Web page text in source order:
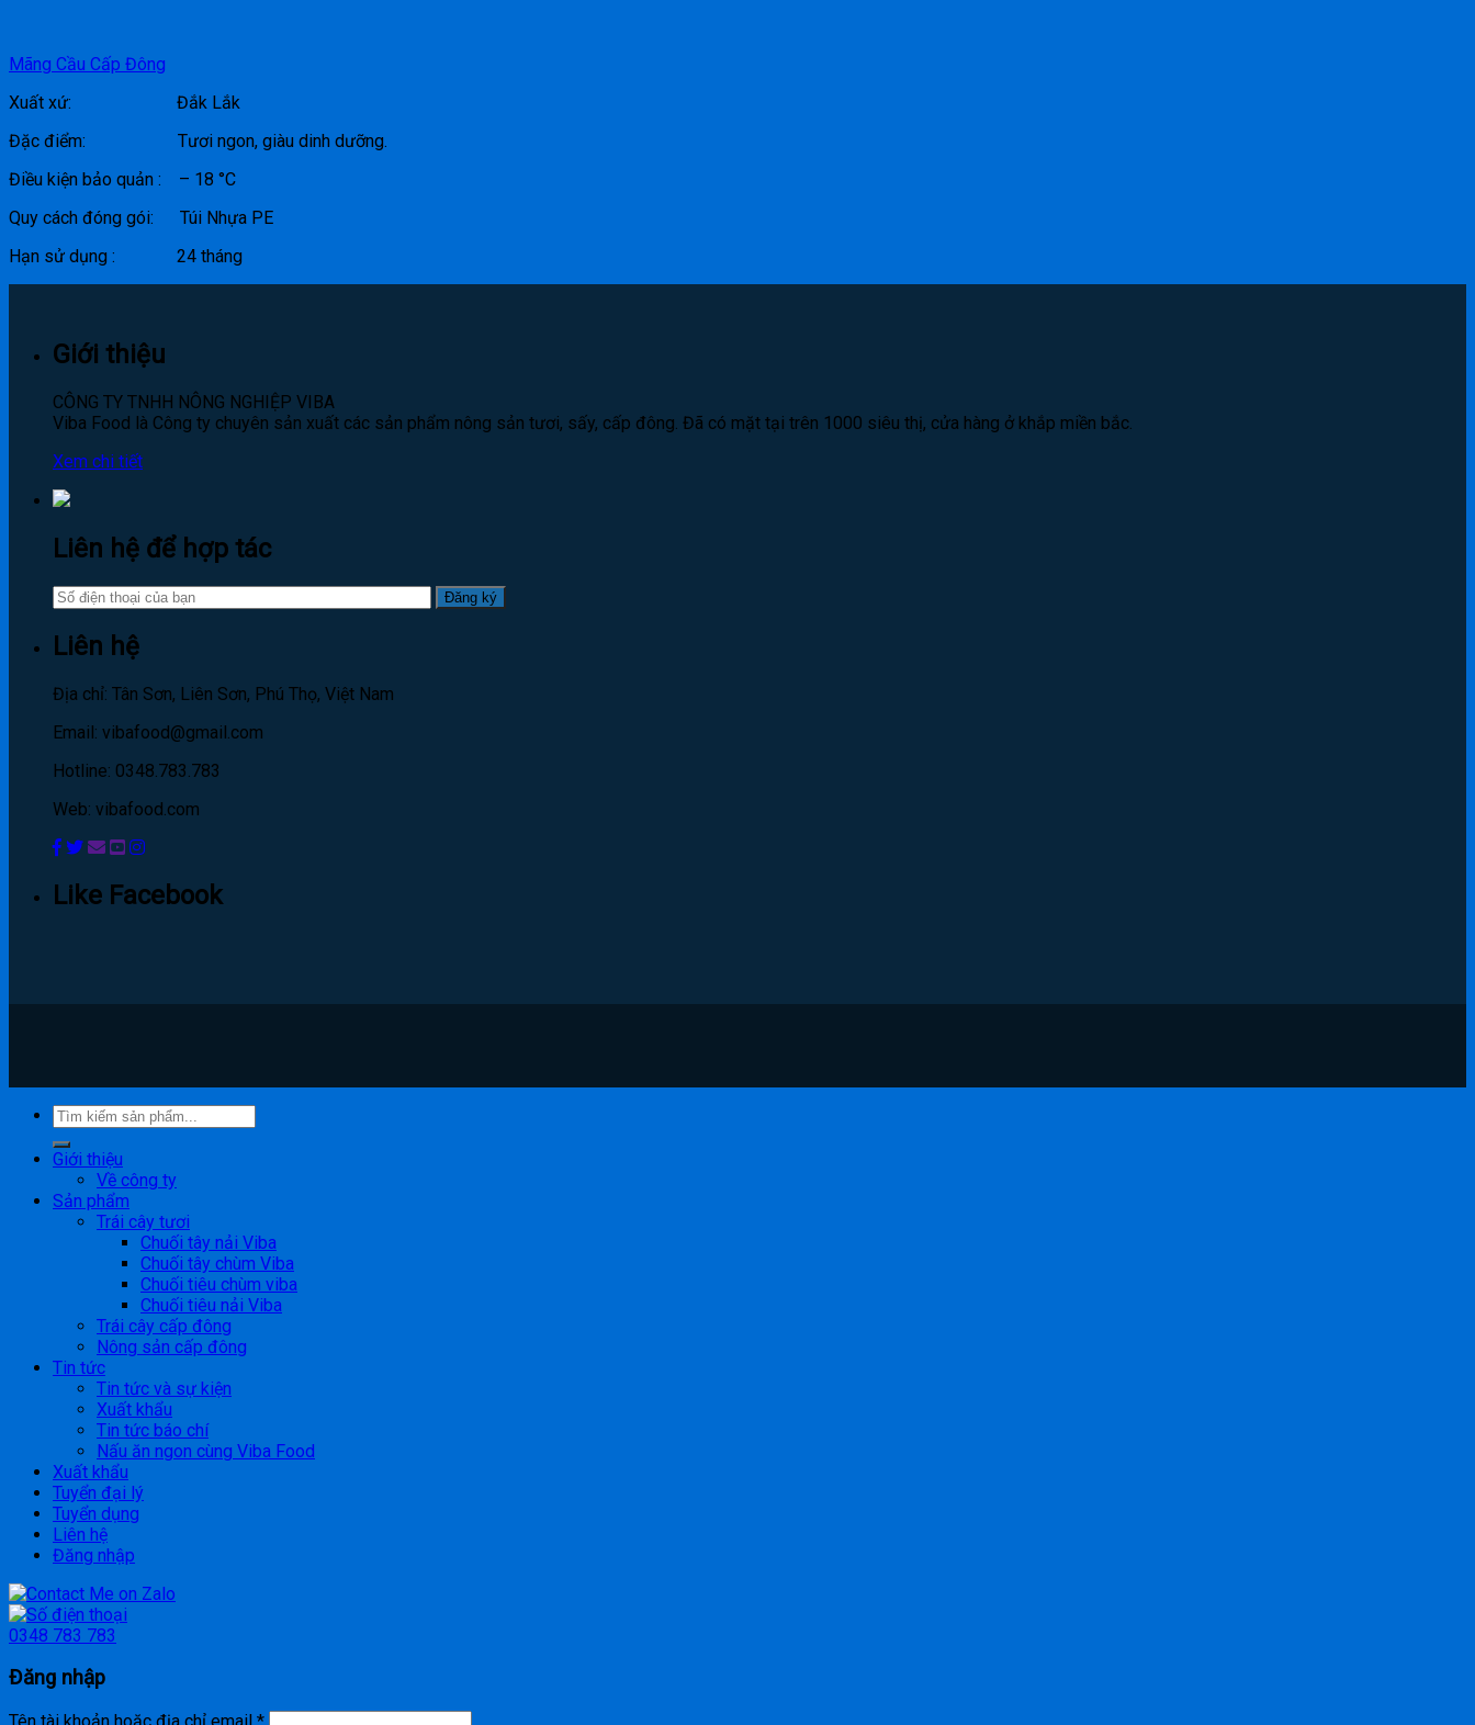
Mãng Cầu Cấp Đông
Xuất xứ: Đắk Lắk
Đặc điểm: Tươi ngon, giàu dinh dưỡng.
Điều kiện bảo quản : – 18 °C
Quy cách đóng gói: Túi Nhựa PE
Hạn sử dụng : 24 tháng
Giới thiệu
CÔNG TY TNHH NÔNG NGHIỆP VIBA
Viba Food là Công ty chuyên sản xuất các sản phẩm nông sản tươi, sấy, cấp đông. Đã có mặt tại trên 1000 siêu thị, cửa hàng ở khắp miền bắc.
Xem chi tiết
Liên hệ để hợp tác
Liên hệ
Địa chỉ: Tân Sơn, Liên Sơn, Phú Thọ, Việt Nam
Email: vibafood@gmail.com
Hotline: 0348.783.783
Web: vibafood.com
Like Facebook
Giới thiệu
Về công ty
Sản phẩm
Trái cây tươi
Chuối tây nải Viba
Chuối tây chùm Viba
Chuối tiêu chùm viba
Chuối tiêu nải Viba
Trái cây cấp đông
Nông sản cấp đông
Tin tức
Tin tức và sự kiện
Xuất khẩu
Tin tức báo chí
Nấu ăn ngon cùng Viba Food
Xuất khẩu
Tuyển đại lý
Tuyển dụng
Liên hệ
Đăng nhập
0348 783 783
Đăng nhập